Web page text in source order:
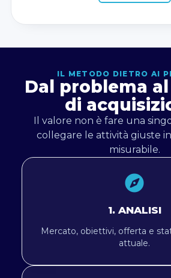
IL METODO DIETRO AI
Dal problema
di
Il valore non è fare una
collegare le attività giuste
misurabile.
1. ANALISI
Mercato, obiettivi, offerta e
attuale.